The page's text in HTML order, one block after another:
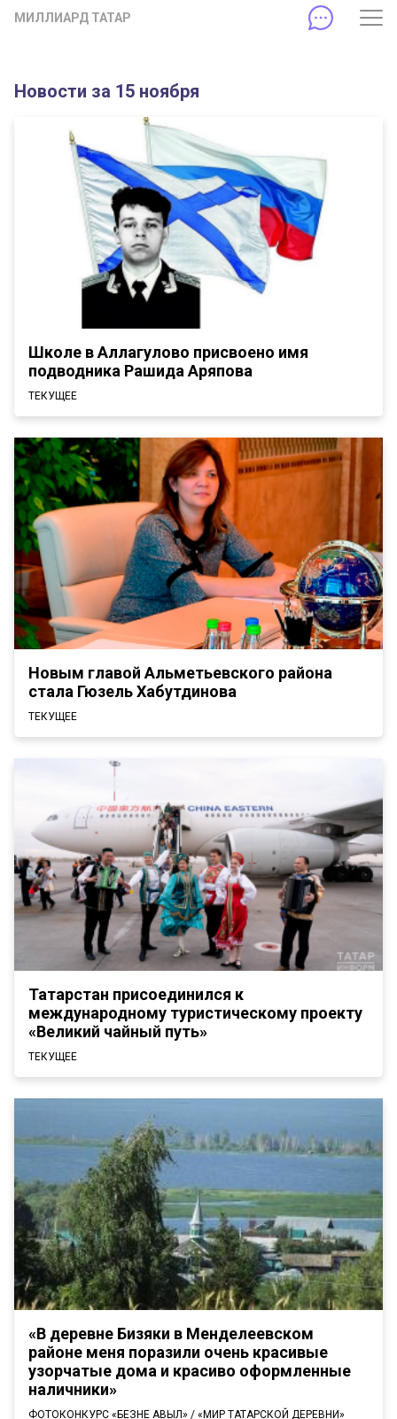
МИЛЛИАРД ТАТАР
Новости за 15 ноября
Школе в Аллагулово присвоено имя
подводника Рашида Аряпова
ТЕКУЩЕЕ
Новым главой Альметьевского района
стала Гюзель Хабутдинова
ТЕКУЩЕЕ
Татарстан присоединился к
международному туристическому проекту
«Великий чайный путь»
ТЕКУЩЕЕ
«В деревне Бизяки в Менделеевском
районе меня поразили очень красивые
узорчатые дома и красиво оформленные
наличники»
ФОТОКОНКУРС «БЕЗНЕҢ АВЫЛ» / «МИР ТАТАРСКОЙ ДЕРЕВНИ»